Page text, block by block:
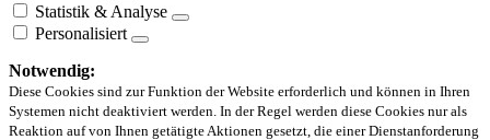
Statistik & Analyse
Personalisiert
Notwendig:
Diese Cookies sind zur Funktion der Website erforderlich und können in Ihren
Systemen nicht deaktiviert werden. In der Regel werden diese Cookies nur als
Reaktion auf von Ihnen getätigte Aktionen gesetzt, die einer Dienstanforderung